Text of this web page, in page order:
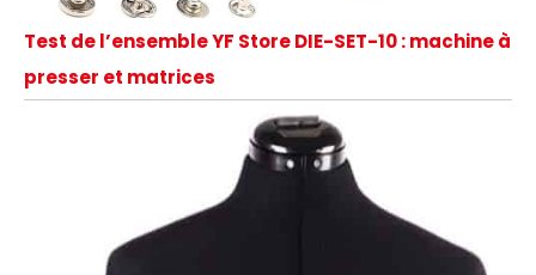
Test de l’ensemble YF Store DIE-SET-10 : machine à
presser et matrices